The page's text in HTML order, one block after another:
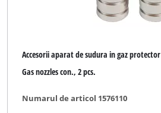
Accesorii aparat de sudura in gaz protector
Gas nozzles con., 2 pcs.
Numarul de articol 1576110